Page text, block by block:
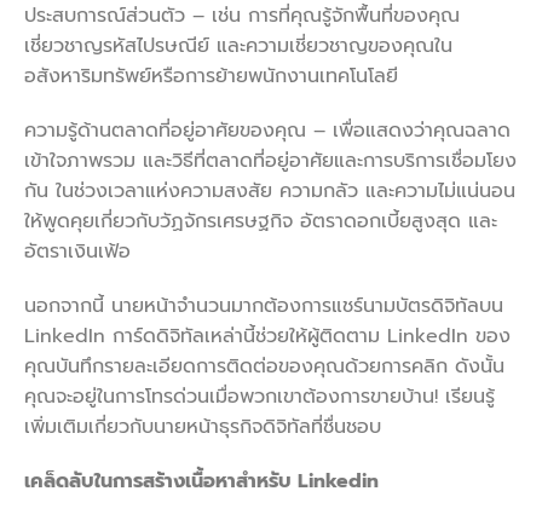
ประสบการณ์ส่วนตัว – เช่น การที่คุณรู้จักพื้นที่ของคุณ
เชี่ยวชาญรหัสไปรษณีย์ และความเชี่ยวชาญของคุณใน
อสังหาริมทรัพย์หรือการย้ายพนักงานเทคโนโลยี
ความรู้ด้านตลาดที่อยู่อาศัยของคุณ – เพื่อแสดงว่าคุณฉลาด
เข้าใจภาพรวม และวิธีที่ตลาดที่อยู่อาศัยและการบริการเชื่อมโยง
กัน ในช่วงเวลาแห่งความสงสัย ความกลัว และความไม่แน่นอน
ให้พูดคุยเกี่ยวกับวัฏจักรเศรษฐกิจ อัตราดอกเบี้ยสูงสุด และ
อัตราเงินเฟ้อ
นอกจากนี้ นายหน้าจำนวนมากต้องการแชร์นามบัตรดิจิทัลบน
LinkedIn การ์ดดิจิทัลเหล่านี้ช่วยให้ผู้ติดตาม LinkedIn ของ
คุณบันทึกรายละเอียดการติดต่อของคุณด้วยการคลิก ดังนั้น
คุณจะอยู่ในการโทรด่วนเมื่อพวกเขาต้องการขายบ้าน! เรียนรู้
เพิ่มเติมเกี่ยวกับนายหน้าธุรกิจดิจิทัลที่ชื่นชอบ
เคล็ดลับในการสร้างเนื้อหาสำหรับ Linkedin